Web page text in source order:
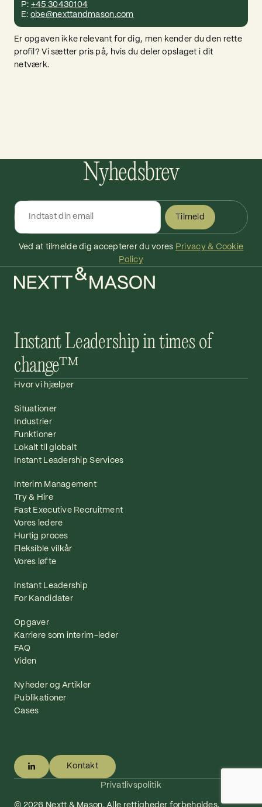
P: +45 30430104
E: obe@nexttandmason.com
Er opgaven ikke relevant for dig, men kender du den rette
profil? Vi sætter pris på, hvis du deler opslaget i dit
netværk.
Nyhedsbrev
Tilmeld
Ved at tilmelde dig accepterer du vores Privacy & Cookie
Policy
Instant Leadership in times of
change™
Hvor vi hjælper
Situationer
Industrier
Funktioner
Lokalt til globalt
Instant Leadership Services
Interim Management
Try & Hire
Fast Executive Recruitment
Vores ledere
Hurtig proces
Fleksible vilkår
Vores løfte
Instant Leadership
For Kandidater
Opgaver
Karriere som interim-leder
FAQ
Viden
Nyheder og Artikler
Publikationer
Cases
Kontakt
Privatlivspolitik
© 2026 Nextt & Mason. Alle rettigheder forbeholdes.